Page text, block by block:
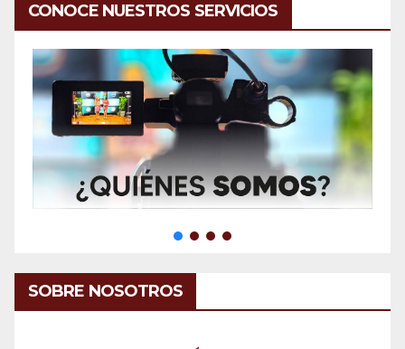
CONOCE NUESTROS SERVICIOS
SOBRE NOSOTROS